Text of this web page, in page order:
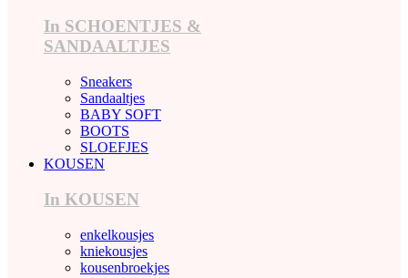
In SCHOENTJES &
SANDAALTJES
Sneakers
Sandaaltjes
BABY SOFT
BOOTS
SLOEFJES
KOUSEN
In KOUSEN
enkelkousjes
kniekousjes
kousenbroekjes